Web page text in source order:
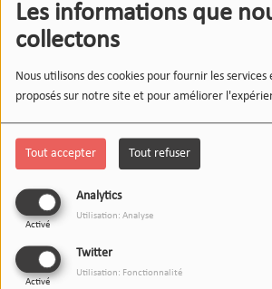
Les informations que
collectons
Nous utilisons des cookies pour fournir les
proposés sur notre site et pour améliorer
Tout accepter Tout refuser
Analytics
Activé
Utilisation: Analyse
Twitter
Activé
Utilisation: Fonctionnalité